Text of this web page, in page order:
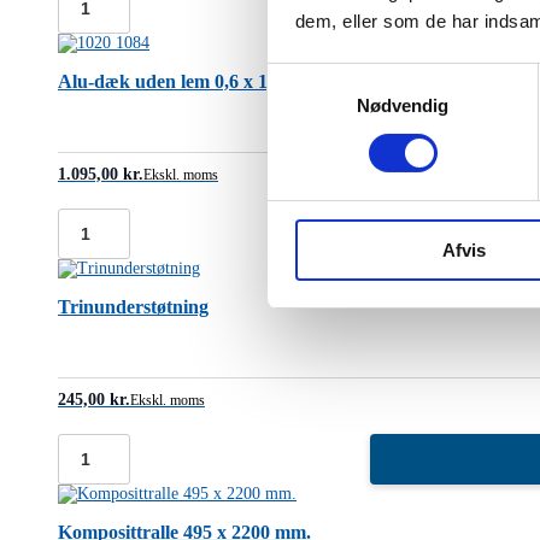
dem, eller som de har
Nødvendig
Afvis
Alu-
beslag
til
gelænderstolpe/pibe
med
Alu-dæk uden lem 0,6 x 1,65 m.
1.095,00 kr.Ekskl. moms
Alu-
dæk
uden
lem
0,6
m.
antal
Trinunderstøtning
245,00 kr.Ekskl. moms
Trinunderstøtning
antal
Komposittralle 495 x 2200 mm.